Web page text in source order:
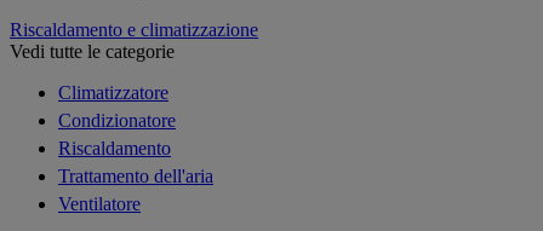
Riscaldamento e climatizzazione
Vedi tutte le categorie
Climatizzatore
Condizionatore
Riscaldamento
Trattamento dell'aria
Ventilatore